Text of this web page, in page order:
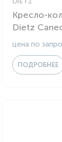
Кресло-
Dietz
цена по
ПОДРОБНЕЕ